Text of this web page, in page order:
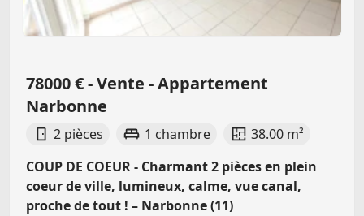
78000 € - Vente - Appartement
Narbonne
2 pièces 1 chambre
38.00 m²
COUP DE COEUR - Charmant 2 pièces en plein
coeur de ville, lumineux, calme, vue canal,
proche de tout ! – Narbonne (11)